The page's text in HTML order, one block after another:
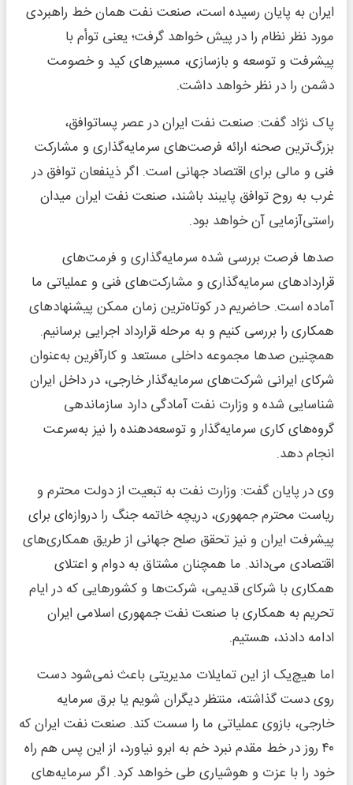
ایران به پایان رسیده است، صنعت نفت همان خط راهبردی
مورد نظر نظام را در پیش خواهد گرفت؛ یعنی توأم با
پیشرفت و توسعه و بازسازی، مسیر‌های کید و خصومت
دشمن را در نظر خواهد داشت.
پاک نژاد گفت: صنعت نفت ایران در عصر پساتوافق،
بزرگ‌ترین صحنه ارائه فرصت‌های سرمایه‌گذاری و مشارکت
فنی و مالی برای اقتصاد جهانی است. اگر ذینفعان توافق در
غرب به روح توافق پایبند باشند، صنعت نفت ایران میدان
راستی‌آزمایی آن خواهد بود.
صد‌ها فرصت بررسی شده سرمایه‌گذاری و فرمت‌های
قرارداد‌های سرمایه‌گذاری و مشارکت‌های فنی و عملیاتی ما
آماده است. حاضریم در کوتاه‌ترین زمان ممکن پیشنهاد‌های
همکاری را بررسی کنیم و به مرحله قرارداد اجرایی برسانیم.
همچنین صد‌ها مجموعه داخلی مستعد و کارآفرین به‌عنوان
شرکای ایرانی شرکت‌های سرمایه‌گذار خارجی، در داخل ایران
شناسایی شده و وزارت نفت آمادگی دارد سازماندهی
گروه‌های کاری سرمایه‌گذار و توسعه‌دهنده را نیز به‌سرعت
انجام دهد.
وی در پایان گفت: وزارت نفت به تبعیت از دولت محترم و
ریاست محترم جمهوری، دریچه خاتمه جنگ را دروازه‌ای برای
پیشرفت ایران و نیز تحقق صلح جهانی از طریق همکاری‌های
اقتصادی می‌داند. ما همچنان مشتاق به دوام و اعتلای
همکاری با شرکای قدیمی، شرکت‌ها و کشور‌هایی که در ایام
تحریم به همکاری با صنعت نفت جمهوری اسلامی ایران
ادامه دادند، هستیم.
اما هیچ‌یک از این تمایلات مدیریتی باعث نمی‌شود دست
روی دست گذاشته، منتظر دیگران شویم یا برق سرمایه
خارجی، بازوی عملیاتی ما را سست کند. صنعت نفت ایران که
۴۰ روز در خط مقدم نبرد خم به ابرو نیاورد، از این پس هم راه
خود را با عزت و هوشیاری طی خواهد کرد. اگر سرمایه‌های